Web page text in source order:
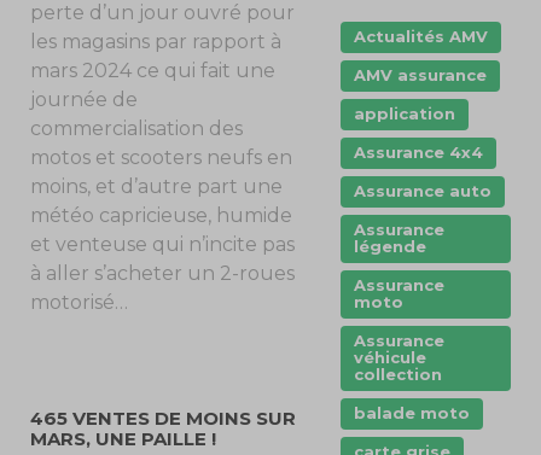
perte d’un jour ouvré pour
les magasins par rapport à
mars 2024 ce qui fait une
journée de
commercialisation des
motos et scooters neufs en
moins, et d’autre part une
météo capricieuse, humide
et venteuse qui n’incite pas
à aller s’acheter un 2-roues
motorisé…
465 VENTES DE MOINS SUR
MARS, UNE PAILLE !
Actualités AMV
AMV assurance
application
Assurance 4x4
Assurance auto
Assurance
légende
Assurance
moto
Assurance
véhicule
collection
balade moto